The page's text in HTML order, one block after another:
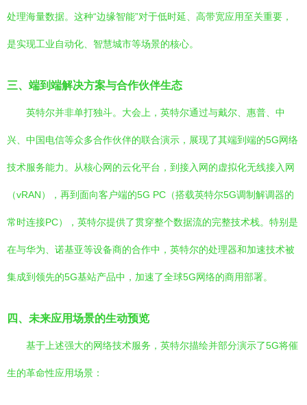
处理海量数据。这种“边缘智能”对于低时延、高带宽应用至关重要，
是实现工业自动化、智慧城市等场景的核心。
三、端到端解决方案与合作伙伴生态
英特尔并非单打独斗。大会上，英特尔通过与戴尔、惠普、中
兴、中国电信等众多合作伙伴的联合演示，展现了其端到端的5G网络
技术服务能力。从核心网的云化平台，到接入网的虚拟化无线接入网
（vRAN），再到面向客户端的5G PC（搭载英特尔5G调制解调器的
常时连接PC），英特尔提供了贯穿整个数据流的完整技术栈。特别是
在与华为、诺基亚等设备商的合作中，英特尔的处理器和加速技术被
集成到领先的5G基站产品中，加速了全球5G网络的商用部署。
四、未来应用场景的生动预览
基于上述强大的网络技术服务，英特尔描绘并部分演示了5G将催
生的革命性应用场景：